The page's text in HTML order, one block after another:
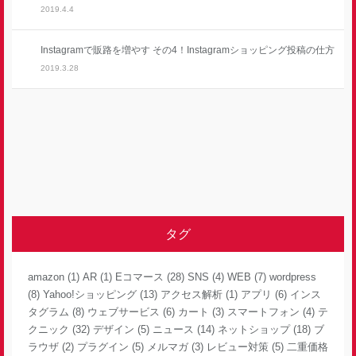
2019.4.4
Instagramで販路を増やす その4！Instagramショッピング投稿の仕方
2019.3.28
タグ
amazon (1) AR (1) Eコマース (28) SNS (4) WEB (7) wordpress
(8) Yahoo!ショッピング (13) アクセス解析 (1) アプリ (6) インス
タグラム (8) ウェブサービス (6) カート (3) スマートフォン (4) テ
クニック (32) デザイン (5) ニュース (14) ネットショップ(18) ブ
ラウザ (2) プラグイン (5) メルマガ (3) レビュー対策 (5) 二重価格